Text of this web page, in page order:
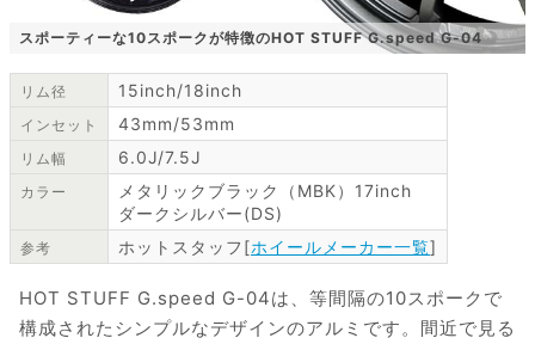
スポーティーな10スポークが特徴のHOT STUFF G.speed G-04
リム径 15inch/18inch
インセット 43mm/53mm
リム幅 6.0J/7.5J
カラー
メタリックブラック（MBK）17inch
ダークシルバー(DS)
参考 ホットスタッフ[ホイールメーカー一覧]
HOT STUFF G.speed G-04は、等間隔の10スポークで
構成されたシンプルなデザインのアルミです。間近で見る